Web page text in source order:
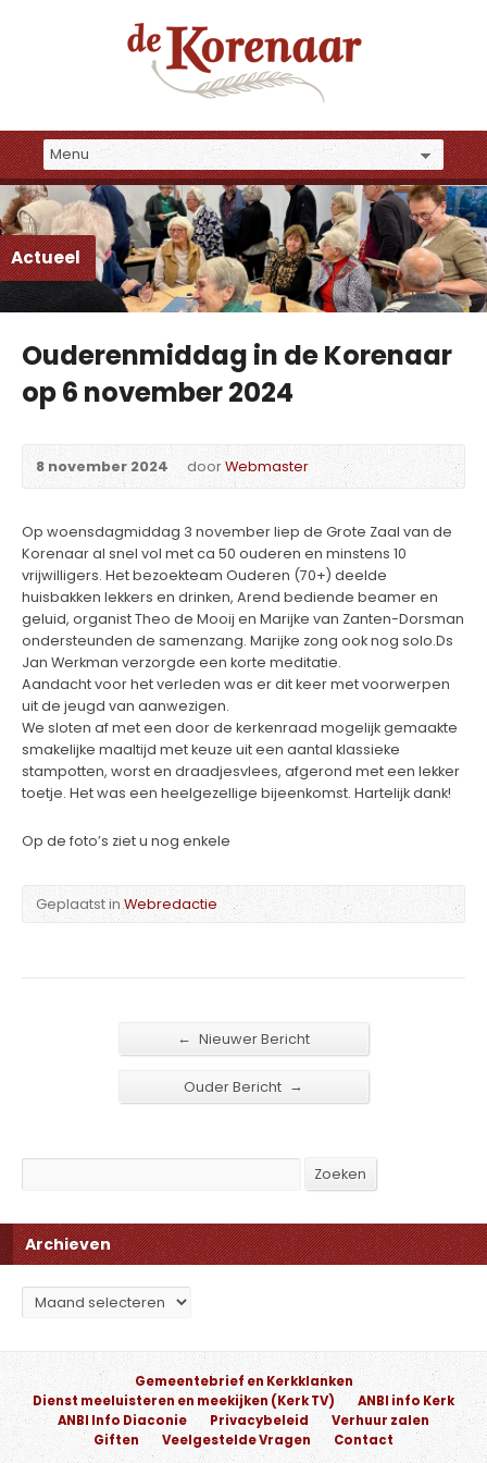
Actueel
Ouderenmiddag in de Korenaar
op 6 november 2024
8 november 2024 doorWebmaster
Op woensdagmiddag 3 november liep de Grote Zaal van de
Korenaar al snel vol met ca 50 ouderen en minstens 10
vrijwilligers. Het bezoekteam Ouderen (70+) deelde
huisbakken lekkers en drinken, Arend bediende beamer en
geluid, organist Theo de Mooij en Marijke van Zanten-Dorsman
ondersteunden de samenzang. Marijke zong ook nog solo.Ds
Jan Werkman verzorgde een korte meditatie.
Aandacht voor het verleden was er dit keer met voorwerpen
uit de jeugd van aanwezigen.
We sloten af met een door de kerkenraad mogelijk gemaakte
smakelijke maaltijd met keuze uit een aantal klassieke
stampotten, worst en draadjesvlees, afgerond met een lekker
toetje. Het was een heelgezellige bijeenkomst. Hartelijk dank!
Op de foto’s ziet u nog enkele
Geplaatst inWebredactie
← Nieuwer Bericht
Ouder Bericht →
Zoeken
Archieven
Archieven
Gemeentebrief en Kerkklanken
Dienst meeluisteren en meekijken (Kerk TV)
ANBI info Kerk
ANBI Info Diaconie
Privacybeleid
Verhuur zalen
Giften
Veelgestelde Vragen Contact